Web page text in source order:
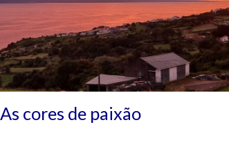
As cores de paixão